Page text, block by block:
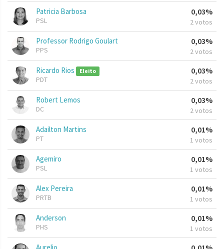
Patricia Barbosa
PSL
0,03%
2 votos
Professor Rodrigo Goulart
PPS
0,03%
2 votos
Ricardo Rios Eleito
PDT
0,03%
2 votos
Robert Lemos
DC
0,03%
2 votos
Adailton Martins
PT
0,01%
1 votos
Agemiro
PSL
0,01%
1 votos
Alex Pereira
PRTB
0,01%
1 votos
Anderson
PHS
0,01%
1 votos